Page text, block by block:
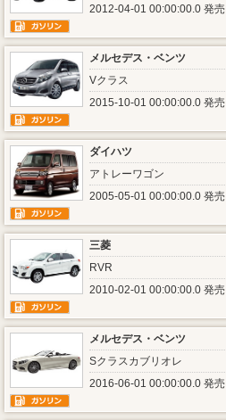
2012-04-01 00:00:00.0 発売
メルセデス・ベンツ
Vクラス
2015-10-01 00:00:00.0 発売
ダイハツ
アトレーワゴン
2005-05-01 00:00:00.0 発売
三菱
RVR
2010-02-01 00:00:00.0 発売
メルセデス・ベンツ
Sクラスカブリオレ
2016-06-01 00:00:00.0 発売